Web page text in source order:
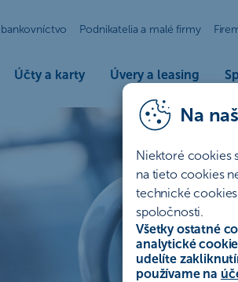
Na
Niektoré cookies
na tieto cookies
technické
spoločnosti.
Všetky ostatné
analytické
udelíte
používame na
Účty a karty Úvery a leasing
Podnikatelia a malé firmy
a svojej budúcnosti
mať na to spoľahlivého partnera ČSOB.
apku pre každého
ako vaše financie pracujú